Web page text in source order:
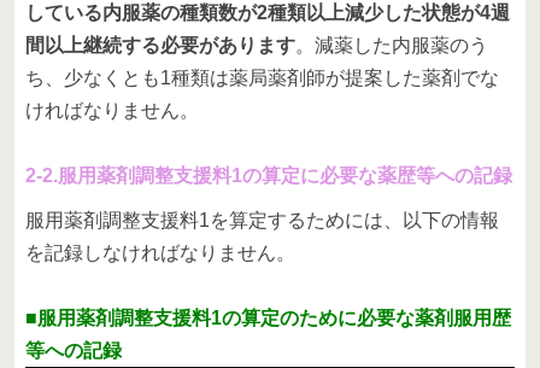
している内服薬の種類数が2種類以上減少した状態が4週
間以上継続する必要があります。減薬した内服薬のう
ち、少なくとも1種類は薬局薬剤師が提案した薬剤でな
ければなりません。
2-2.服用薬剤調整支援料1の算定に必要な薬歴等への記録
服用薬剤調整支援料1を算定するためには、以下の情報
を記録しなければなりません。
■服用薬剤調整支援料1の算定のために必要な薬剤服用歴
等への記録